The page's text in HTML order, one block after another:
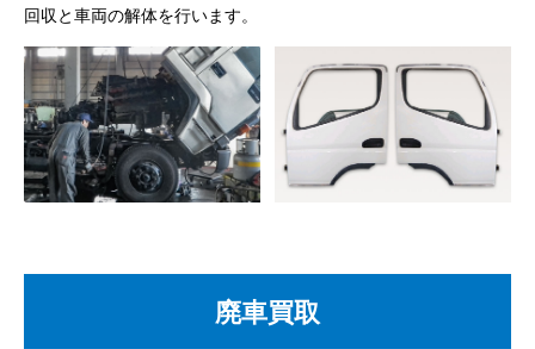
回収と車両の解体を行います。
廃車買取